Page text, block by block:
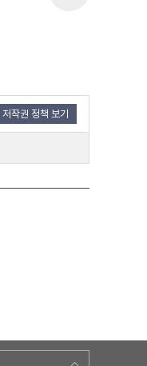
저작권 정책 보기